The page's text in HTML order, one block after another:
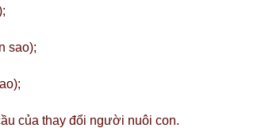
sao);
của thay đổi người nuôi con.